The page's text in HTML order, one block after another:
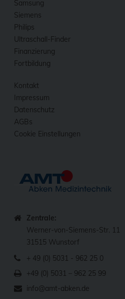
Samsung
Siemens
Philips
Ultraschall-Finder
Finanzierung
Fortbildung
Kontakt
Impressum
Datenschutz
AGBs
Cookie Einstellungen
Zentrale:
Werner-von-Siemens-Str. 11
31515 Wunstorf
+ 49 (0) 5031 - 962 25 0
+49 (0) 5031 – 962 25 99
info@amt-abken.de